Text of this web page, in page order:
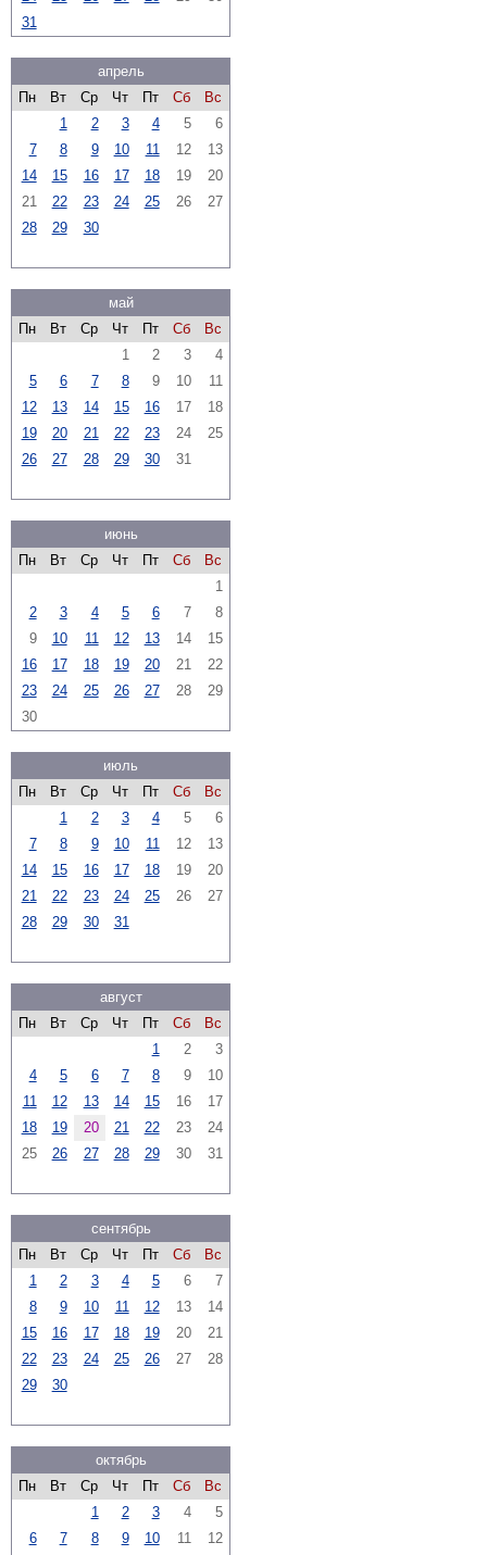
31
апрель
Пн
Вт Ср Чт Пт Сб
Вс
1
2 3 4 5
6
7
8 9 10 11 12
13
14
15 16 17 18 19
20
21
22 23 24 25 26
27
28
29 30
май
Пн
Вт Ср Чт Пт Сб
Вс
1
2 3
4
5
6 7 8 9 10
11
12
13 14 15 16 17
18
19
20 21 22 23 24
25
26
27 28 29 30 31
июнь
Пн
Вт Ср Чт Пт Сб
Вс
1
2
3 4 5 6 7
8
9
10 11 12 13 14
15
16
17 18 19 20 21
22
23
24 25 26 27 28
29
30
июль
Пн
Вт Ср Чт Пт Сб
Вс
1
2 3 4 5
6
7
8 9 10 11 12
13
14
15 16 17 18 19
20
21
22 23 24 25 26
27
28
29 30 31
август
Пн
Вт Ср Чт Пт Сб
Вс
1
2
3
4
5 6 7 8 9
10
11
12 13 14 15 16
17
18
19 20 21 22 23
24
25
26 27 28 29 30 31
сентябрь
Пн
Вт Ср Чт Пт Сб
Вс
1
2 3 4 5 6
7
8
9 10 11 12 13
14
15
16 17 18 19 20
21
22
23 24 25 26 27
28
29
30
октябрь
Пн
Вт Ср Чт Пт Сб
Вс
1
2 3 4
5
6
7 8 9 10 11
12